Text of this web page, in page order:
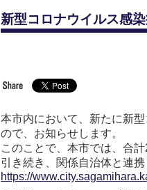
新型コロナウイルス感
本市内において、新たに新
ので、お知らせします。
このことで、本市では、合
引き続き、関係自治体と連
https://